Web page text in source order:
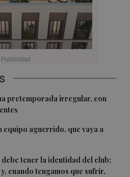
pretemporada irregular, con
equipo aguerrido, que vaya a
tener la identidad del club;
cuando tengamos que sufrir,